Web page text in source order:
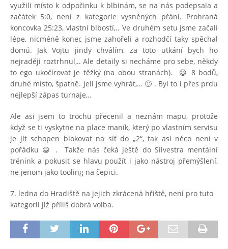
využili místo k odpočinku k blbinám, se na nás podepsala a
začátek 5:0, není z kategorie vysněných přání. Prohraná
koncovka 25:23, vlastní blbostí,.. Ve druhém setu jsme začali
lépe, nicméně konec jsme zahořeli a rozhodčí taky spěchal
domů. Jak Vojtu jindy chválím, za toto utkání bych ho
nejraději roztrhnul,.. Ale detaily si necháme pro sebe, někdy
to ego ukočírovat je těžký (na obou stranách). 😀 8 bodů,
druhé místo, špatně. Jeli jsme vyhrát,… 🙂 . Byl to i přes prdu
nejlepší zápas turnaje,..
Ale asi jsem to trochu přecenil a neznám mapu, protože
když se ti vyskytne na place maník, který po vlastním servisu
je jít schopen blokovat na síť do „2“, tak asi něco není v
pořádku 😀 . Takže nás čeká ještě do Silvestra mentální
trénink a pokusit se hlavu použít i jako nástroj přemýšlení,
ne jenom jako tooling na čepici.
7. ledna do Hradiště na jejich zkrácená hřiště, není pro tuto
kategorii již příliš dobrá volba.